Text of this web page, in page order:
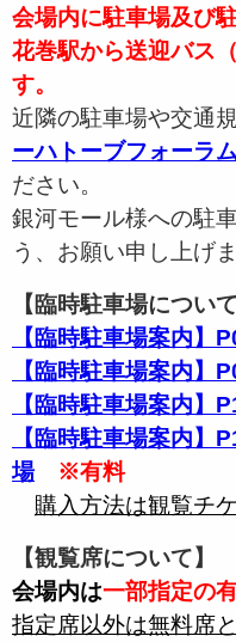
会場内に駐車場及び
花巻駅から送迎バス
す。
近隣の駐車場や交通
ーハトーブフォーラ
ださい。
銀河モール様への駐
う、お願い申し上げま
【臨時駐車場について
【臨時駐車場案内】
【臨時駐車場案内】
【臨時駐車場案内】
【臨時駐車場案内】
場
※有料
購入方法は観覧チ
【観覧席について】
会場内は一部指定の
指定席以外は無料席